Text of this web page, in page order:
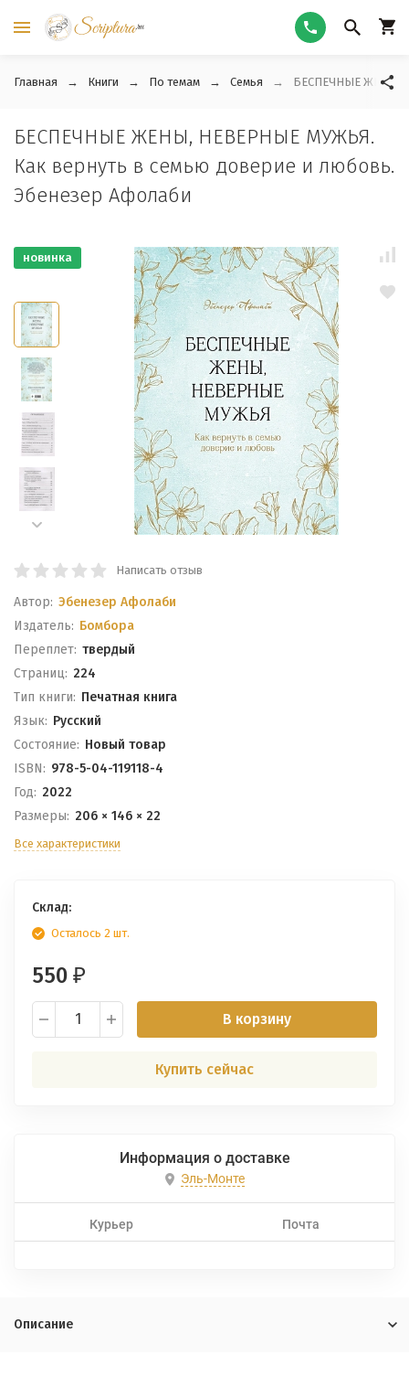
Главная Книги По темам Семья БЕСПЕЧНЫЕ ЖЕНЫ,
БЕСПЕЧНЫЕ ЖЕНЫ, НЕВЕРНЫЕ МУЖЬЯ.
Как вернуть в семью доверие и любовь.
Эбенезер Афолаби
новинка
Написать отзыв
Автор: Эбенезер Афолаби
Издатель: Бомбора
Переплет: твердый
Cтраниц: 224
Тип книги: Печатная книга
Язык: Русский
Состояние: Новый товар
ISBN: 978-5-04-119118-4
Год: 2022
Размеры: 206 × 146 × 22
Все характеристики
Склад:
Осталось 2 шт.
550 ₽
В корзину
Купить сейчас
Информация о доставке
Эль-Монте
Курьер Почта
Описание